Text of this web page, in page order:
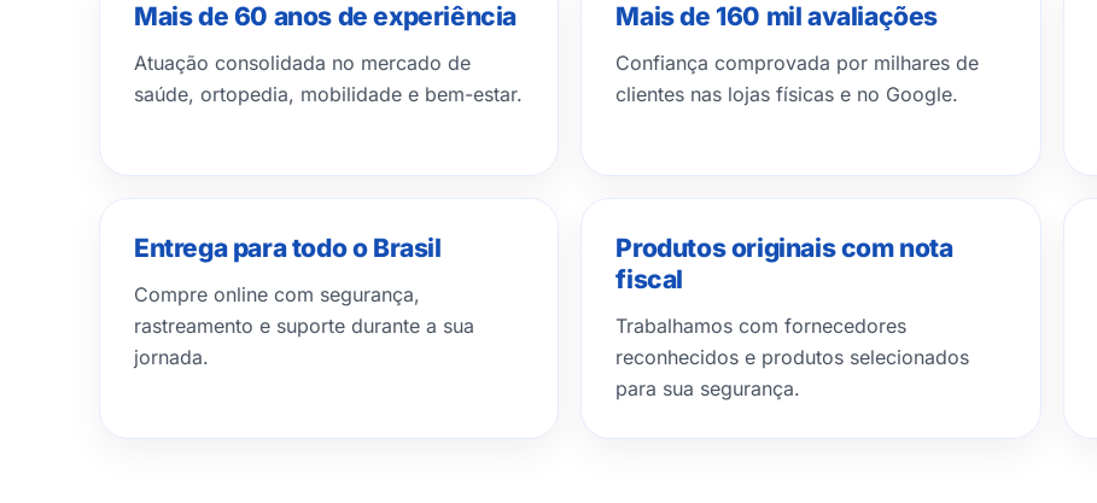
Mais de 60 anos de experiência
Atuação consolidada no mercado de
saúde, ortopedia, mobilidade e bem-estar.
Mais de 160 mil avaliações
Confiança comprovada por milhares de
clientes nas lojas físicas e no Google.
Entrega para todo o Brasil
Compre online com segurança,
rastreamento e suporte durante a sua
jornada.
Produtos originais com nota
fiscal
Trabalhamos com fornecedores
reconhecidos e produtos selecionados
para sua segurança.